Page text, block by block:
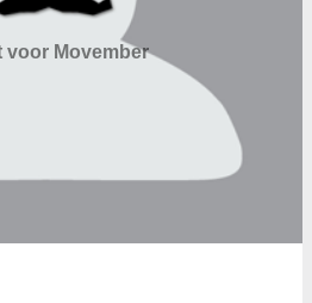
voor Movember